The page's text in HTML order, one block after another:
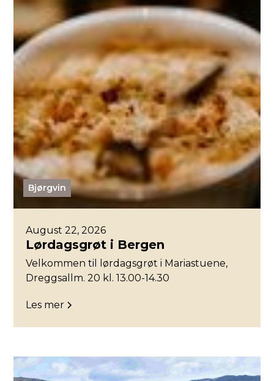
Bjørgvin
August 22, 2026
Lørdagsgrøt i Bergen
Velkommen til lørdagsgrøt i Mariastuene,
Dreggsallm. 20 kl. 13.00-14.30
Les mer